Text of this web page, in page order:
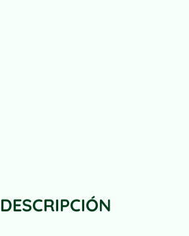
DESCRIPCIÓN